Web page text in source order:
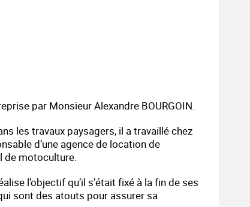
par Monsieur Alexandre BOURGOIN.
les travaux paysagers, il a travaillé chez
d’une agence de location de
de motoculture.
l’objectif qu’il s’était fixé à la fin de ses
sont des atouts pour assurer sa